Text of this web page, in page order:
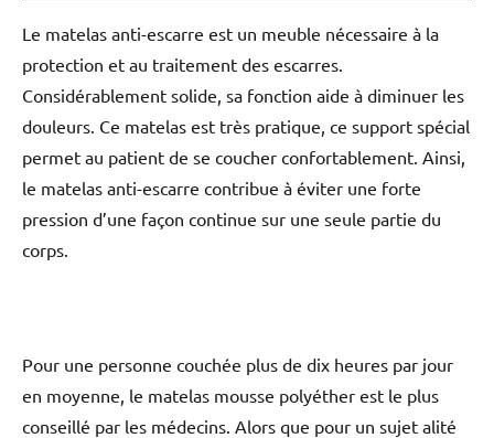
Le matelas anti-escarre est un meuble nécessaire à la
protection et au traitement des escarres.
Considérablement solide, sa fonction aide à diminuer les
douleurs. Ce matelas est très pratique, ce support spécial
permet au patient de se coucher confortablement. Ainsi,
le matelas anti-escarre contribue à éviter une forte
pression d’une façon continue sur une seule partie du
corps.
Pour une personne couchée plus de dix heures par jour
en moyenne, le matelas mousse polyéther est le plus
conseillé par les médecins. Alors que pour un sujet alité